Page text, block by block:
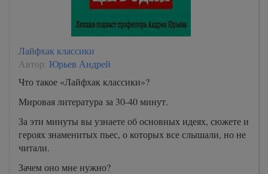
Лайфхак классики
Автор: Юрьев Андрей
Что такое «Лайфхак классики»?
Мировая литература за 30-40 минут.
За эти минуты вы узнаете об основных идеях, сюжете и
героях знаменитых пьес, о которых все слышали, но не
читали.
Зачем оно мне нужно?